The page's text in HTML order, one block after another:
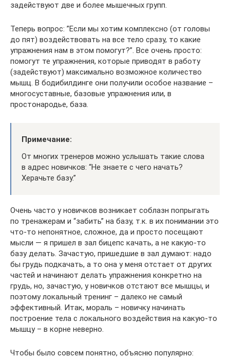
задействуют две и более мышечных групп.
Теперь вопрос: ”Если мы хотим комплексно (от головы
до пят) воздействовать на все тело сразу, то какие
упражнения нам в этом помогут?”. Все очень просто:
помогут те упражнения, которые приводят в работу
(задействуют) максимально возможное количество
мышц. В бодибилдинге они получили особое название –
многосуставные, базовые упражнения или, в
простонародье, база.
Примечание:
От многих тренеров можно услышать такие слова
в адрес новичков: “Не знаете с чего начать?
Херачьте базу.”
Очень часто у новичков возникает соблазн попрыгать
по тренажерам и “забить” на базу, т.к. в их понимании это
что-то непонятное, сложное, да и просто посещают
мысли — я пришел в зал бицепс качать, а не какую-то
базу делать. Зачастую, пришедшие в зал думают: надо
бы грудь подкачать, а то она у меня отстает от других
частей и начинают делать упражнения конкретно на
грудь, но, зачастую, у новичков отстают все мышцы, и
поэтому локальный тренинг – далеко не самый
эффективный. Итак, мораль – новичку начинать
построение тела с локального воздействия на какую-то
мышцу – в корне неверно.
Чтобы было совсем понятно, объясню популярно: